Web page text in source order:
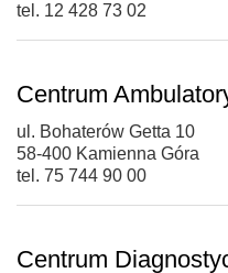
tel. 12 428 73 02
Centrum
ul. Bohaterów Getta 10
58-400 Kamienna Góra
tel. 75 744 90 00
Centrum